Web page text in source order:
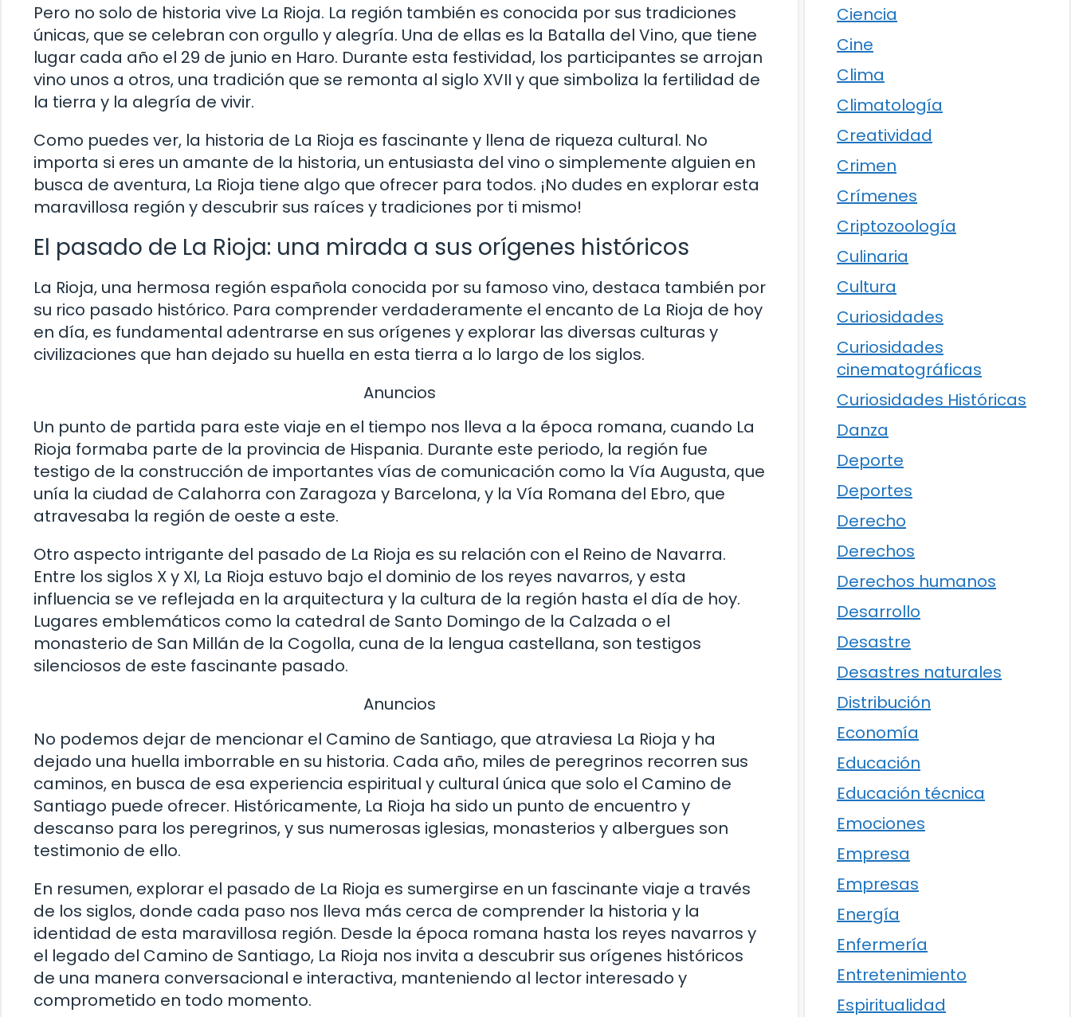
Pero no solo de historia vive La Rioja. La región también es conocida por sus tradiciones
únicas, que se celebran con orgullo y alegría. Una de ellas es la Batalla del Vino, que tiene
lugar cada año el 29 de junio en Haro. Durante esta festividad, los participantes se arrojan
vino unos a otros, una tradición que se remonta al siglo XVII y que simboliza la fertilidad de
la tierra y la alegría de vivir.
Como puedes ver, la historia de La Rioja es fascinante y llena de riqueza cultural. No
importa si eres un amante de la historia, un entusiasta del vino o simplemente alguien en
busca de aventura, La Rioja tiene algo que ofrecer para todos. ¡No dudes en explorar esta
maravillosa región y descubrir sus raíces y tradiciones por ti mismo!
El pasado de La Rioja: una mirada a sus orígenes históricos
La Rioja, una hermosa región española conocida por su famoso vino, destaca también por
su rico pasado histórico. Para comprender verdaderamente el encanto de La Rioja de hoy
en día, es fundamental adentrarse en sus orígenes y explorar las diversas culturas y
civilizaciones que han dejado su huella en esta tierra a lo largo de los siglos.
Anuncios
Un punto de partida para este viaje en el tiempo nos lleva a la época romana, cuando La
Rioja formaba parte de la provincia de Hispania. Durante este periodo, la región fue
testigo de la construcción de importantes vías de comunicación como la Vía Augusta, que
unía la ciudad de Calahorra con Zaragoza y Barcelona, y la Vía Romana del Ebro, que
atravesaba la región de oeste a este.
Otro aspecto intrigante del pasado de La Rioja es su relación con el Reino de Navarra.
Entre los siglos X y XI, La Rioja estuvo bajo el dominio de los reyes navarros, y esta
influencia se ve reflejada en la arquitectura y la cultura de la región hasta el día de hoy.
Lugares emblemáticos como la catedral de Santo Domingo de la Calzada o el
monasterio de San Millán de la Cogolla, cuna de la lengua castellana, son testigos
silenciosos de este fascinante pasado.
Anuncios
No podemos dejar de mencionar el Camino de Santiago, que atraviesa La Rioja y ha
dejado una huella imborrable en su historia. Cada año, miles de peregrinos recorren sus
caminos, en busca de esa experiencia espiritual y cultural única que solo el Camino de
Santiago puede ofrecer. Históricamente, La Rioja ha sido un punto de encuentro y
descanso para los peregrinos, y sus numerosas iglesias, monasterios y albergues son
testimonio de ello.
En resumen, explorar el pasado de La Rioja es sumergirse en un fascinante viaje a través
de los siglos, donde cada paso nos lleva más cerca de comprender la historia y la
identidad de esta maravillosa región. Desde la época romana hasta los reyes navarros y
el legado del Camino de Santiago, La Rioja nos invita a descubrir sus orígenes históricos
de una manera conversacional e interactiva, manteniendo al lector interesado y
comprometido en todo momento.
Ciencia
Cine
Clima
Climatología
Creatividad
Crimen
Crímenes
Criptozoología
Culinaria
Cultura
Curiosidades
Curiosidades
cinematográficas
Curiosidades Históricas
Danza
Deporte
Deportes
Derecho
Derechos
Derechos humanos
Desarrollo
Desastre
Desastres naturales
Distribución
Economía
Educación
Educación técnica
Emociones
Empresa
Empresas
Energía
Enfermería
Entretenimiento
Espiritualidad